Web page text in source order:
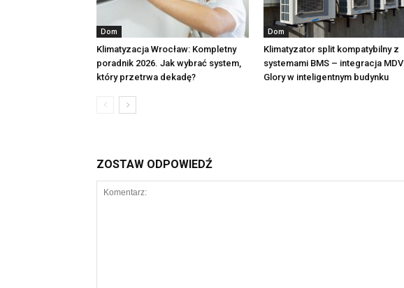
Dom
Klimatyzacja Wrocław: Kompletny
poradnik 2026. Jak wybrać system,
który przetrwa dekadę?
Dom
Klimatyzator split kompatybilny z
systemami BMS – integracja MDV
Glory w inteligentnym budynku
ZOSTAW ODPOWIEDŹ